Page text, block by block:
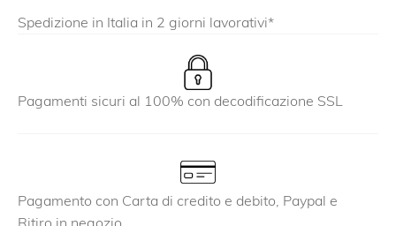
Spedizione in Italia in 2 giorni lavorativi*
Pagamenti sicuri al 100% con decodificazione SSL
Pagamento con Carta di credito e debito, Paypal e
Ritiro in negozio